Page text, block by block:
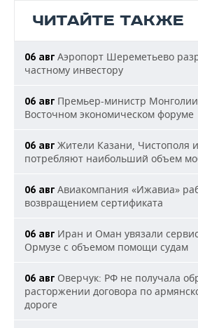
ЧИТАЙТЕ ТАКЖЕ
06 авг Аэропорт Шереметьево
частному инвестору
06 авг Премьер-министр
Восточном экономическом форуме
06 авг Жители Казани, Чистополя
потребляют наибольший объем
06 авг Авиакомпания «Ижавиа»
возвращением сертификата
06 авг Иран и Оман увязали
Ормузе с объемом помощи судам
06 авг Оверчук: РФ не получала
расторжении договора по
дороге